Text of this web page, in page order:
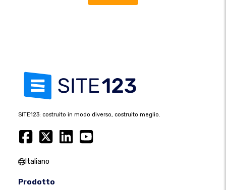
SITE123: costruito in modo diverso, costruito meglio.
Italiano
Prodotto